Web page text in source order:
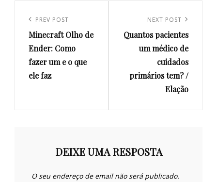
artigos
Previous
Post
PREV POST
Minecraft Olho de
Ender: Como
fazer um e o que
ele faz
Post
NEXT POST
Quantos pacientes
um médico de
cuidados
primários tem? /
Elação
DEIXE UMA RESPOSTA
O seu endereço de email não será publicado.